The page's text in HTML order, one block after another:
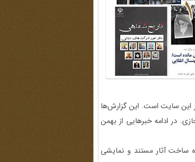
این سایت است. این گزارش‌ها
در ادامه خبرهایی از بهمن
ساخت آثار مستند و نمایشی